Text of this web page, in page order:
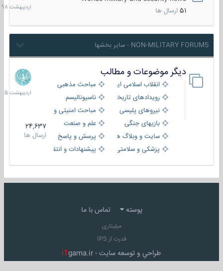
51 ارسال ها
1398
NON-MILITARY FORUMS - سایر بخشها
دیگر موضوعات و مطالب
انقلاب اسلامی ایران
مباحث مذهبی
رویدادهای تاریخی و مذهبیناسیونالیسم
نیروهای پلیسی
مباحث امنیتی و اطلاعاتی
بازیهای جنگی
علم و صنعت
سایت و وبلاگ ها
پرسش و پاسخ
پزشکی و سلامتی
پیشنهادات و انتقادات
24,637
ارسال ها
8
1405
پوسته تماس با ما
میلیتاری
قدرت از IPS
طراحي و توسعه سايت - iTgama.ir